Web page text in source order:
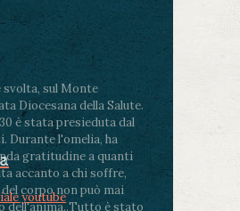
svolta, sul Monte
Diocesana della Salute.
è stata presieduta dal
Durante l'omelia, ha
gratitudine a quanti
accanto a chi soffre,
corpo non può mai
dell'anima..Tutto è stato
youtube